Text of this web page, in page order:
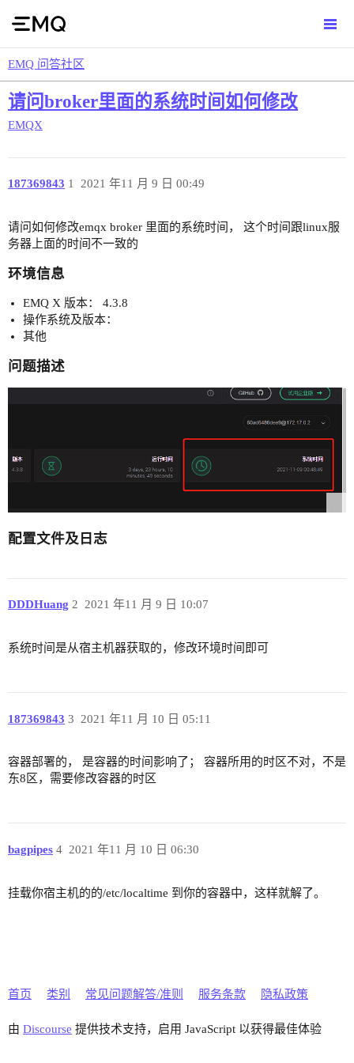
EMQ 问答社区
请问broker里面的系统时间如何修改
EMQX
187369843 2021 年11 月 9 日 00:49
1
请问如何修改emqx broker 里面的系统时间， 这个时间跟linux服
务器上面的时间不一致的
环境信息
EMQ X 版本： 4.3.8
操作系统及版本：
其他
问题描述
配置文件及日志
DDDHuang 2021 年11 月 9 日 10:07
2
系统时间是从宿主机器获取的，修改环境时间即可
187369843 2021 年11 月 10 日 05:11
3
容器部署的， 是容器的时间影响了； 容器所用的时区不对，不是
东8区，需要修改容器的时区
bagpipes 2021 年11 月 10 日 06:30
4
挂载你宿主机的的/etc/localtime 到你的容器中，这样就解了。
首页 类别 常见问题解答/准则 服务条款 隐私政策
由 Discourse 提供技术支持，启用 JavaScript 以获得最佳体验